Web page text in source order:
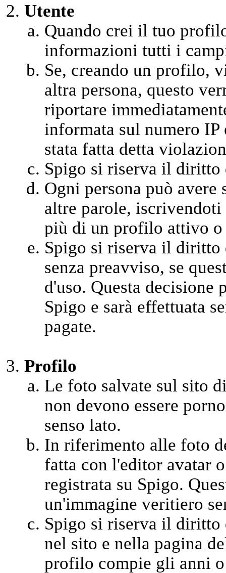
Utente
Quando crei il tuo
informazioni tutti i
Se, creando un profilo,
altra persona, questo
riportare
informata sul numero
stata fatta detta
Spigo si riserva il diritto
Ogni persona può
altre parole, iscrivendoti
più di un profilo attivo
Spigo si riserva il
senza preavviso, se
d'uso. Questa decisione
Spigo e sarà effettuata
pagate.
Profilo
Le foto salvate sul sito
non devono essere
senso lato.
In riferimento alle foto
fatta con l'editor avatar
registrata su Spigo.
un'immagine veritiero
Spigo si riserva il
nel sito e nella pagina
profilo compie gli anni